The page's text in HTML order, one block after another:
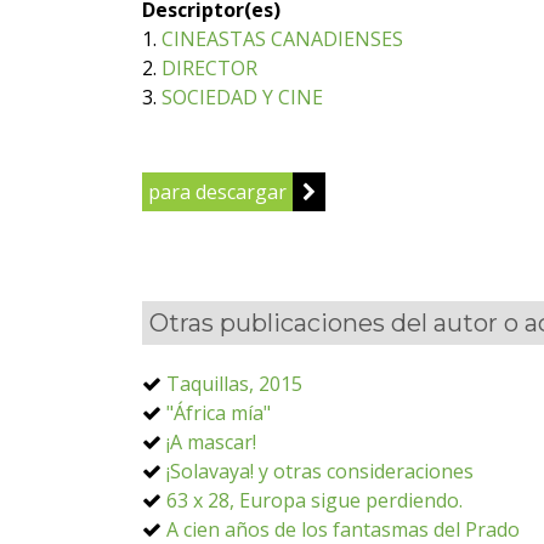
Descriptor(es)
1. CINEASTAS CANADIENSES
2. DIRECTOR
3. SOCIEDAD Y CINE
para descargar
Otras publicaciones del autor o
Taquillas, 2015
"África mía"
¡A mascar!
¡Solavaya! y otras consideraciones
63 x 28, Europa sigue perdiendo.
A cien años de los fantasmas del Prado